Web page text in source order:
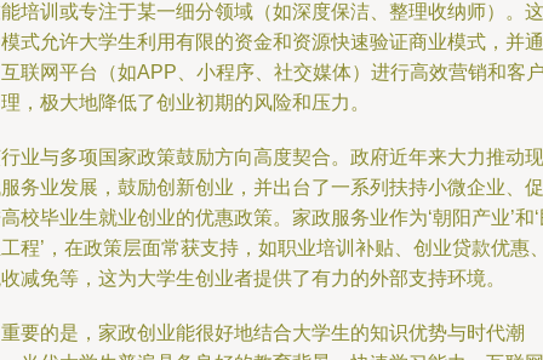
培训或专注于某一细分领域（如深度保洁、整理收纳师）。这
式允许大学生利用有限的资金和资源快速验证商业模式，并通
联网平台（如APP、小程序、社交媒体）进行高效营销和客
，极大地降低了创业初期的风险和压力。
业与多项国家政策鼓励方向高度契合。政府近年来大力推动现
务业发展，鼓励创新创业，并出台了一系列扶持小微企业、促
校毕业生就业创业的优惠政策。家政服务业作为‘朝阳产业’和
程’，在政策层面常获支持，如职业培训补贴、创业贷款优惠
减免等，这为大学生创业者提供了有力的外部支持环境。
要的是，家政创业能很好地结合大学生的知识优势与时代潮